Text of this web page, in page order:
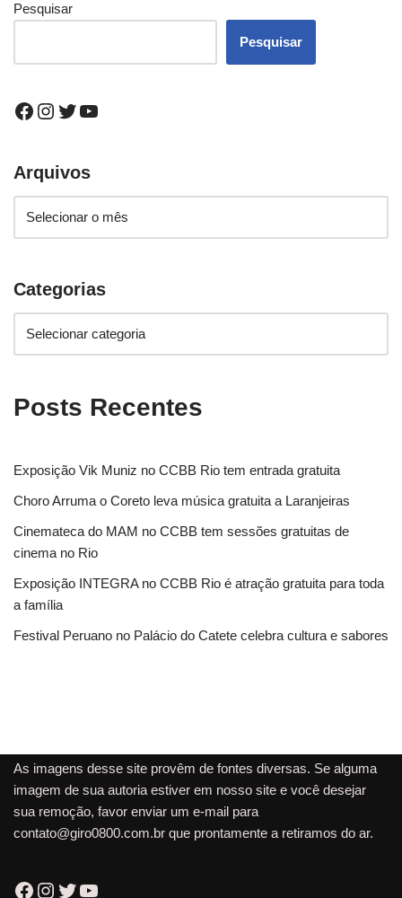
Pesquisar
Pesquisar
Arquivos
Categorias
Posts Recentes
Exposição Vik Muniz no CCBB Rio tem entrada gratuita
Choro Arruma o Coreto leva música gratuita a Laranjeiras
Cinemateca do MAM no CCBB tem sessões gratuitas de
cinema no Rio
Exposição INTEGRA no CCBB Rio é atração gratuita para toda
a família
Festival Peruano no Palácio do Catete celebra cultura e sabores
As imagens desse site provêm de fontes diversas. Se alguma
imagem de sua autoria estiver em nosso site e você desejar
sua remoção, favor enviar um e-mail para
contato@giro0800.com.br que prontamente a retiramos do ar.